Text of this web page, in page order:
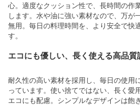
心。適度なクッション性で、長時間の作
します。水や油に強い素材なので、万が
無用。毎日の料理時間を、より安全で快
す。
エコにも優しい、長く使える高品質
耐久性の高い素材を採用し、毎日の使用
っています。使い捨てではない、長く愛
エコにも配慮。シンプルなデザインは飽